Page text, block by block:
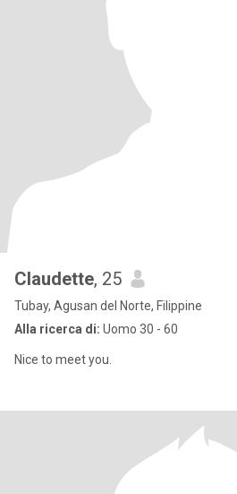
Claudette, 25
Tubay, Agusan del Norte, Filippine
Alla ricerca di: Uomo 30 - 60
Nice to meet you.